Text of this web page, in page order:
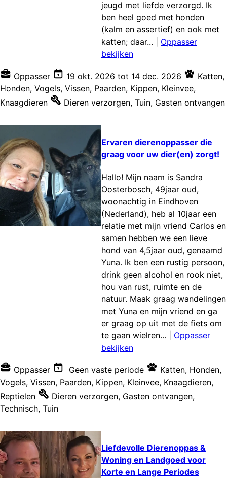
jeugd met liefde verzorgd. Ik
ben heel goed met honden
(kalm en assertief) en ook met
katten; daar...
Oppasser
bekijken
Oppasser 19 okt. 2026 tot 14 dec. 2026 Katten,
Honden, Vogels, Vissen, Paarden, Kippen, Kleinvee,
Knaagdieren
Dieren verzorgen, Tuin, Gasten ontvangen
Ervaren dierenoppasser die
graag voor uw dier(en) zorgt!
Hallo! Mijn naam is Sandra
Oosterbosch, 49jaar oud,
woonachtig in Eindhoven
(Nederland), heb al 10jaar een
relatie met mijn vriend Carlos en
samen hebben we een lieve
hond van 4,5jaar oud, genaamd
Yuna. Ik ben een rustig persoon,
drink geen alcohol en rook niet,
hou van rust, ruimte en de
natuur. Maak graag wandelingen
met Yuna en mijn vriend en ga
er graag op uit met de fiets om
te gaan wielren...
Oppasser
bekijken
Oppasser Geen vaste periode Katten, Honden,
Vogels, Vissen, Paarden, Kippen, Kleinvee, Knaagdieren,
Reptielen
Dieren verzorgen, Gasten ontvangen,
Technisch, Tuin
Liefdevolle Dierenoppas &
Woning en Landgoed voor
Korte en Lange Periodes